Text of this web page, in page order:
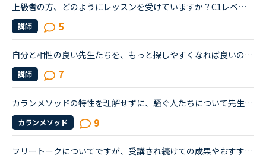
上級者の方、どのようにレッスンを受けていますか？C1レベルの上級者ですが、語学力維持のためレッスンを継続しています。今はカランメソッドを毎日受講、その他気が向いた時にディスカッションも受けています。...
講師 5
自分と相性の良い先生たちを、もっと探しやすくなれば良いのにな、と感じています。・先生の得意な教材、もしくはお気に入りの教材を3つくらい太文字で表示してほしい。「このテキスト、はじめて」と言う先生との...
講師 7
カランメソッドの特性を理解せずに、騒ぐ人たちについて先生方のレビューを見ていると、カランの進め方について苦言を呈しているレビューが目立つように思いました。これについて、個人的には「それは、生徒の方...
カランメソッド 9
フリートークについてですが、受講され続けての成果やおすすめの受講方法、気をつけていることあれば教えていただけないでしょうか。これからはアウトプットも鍛えたいので、フリートークを受講する機会を増やし...